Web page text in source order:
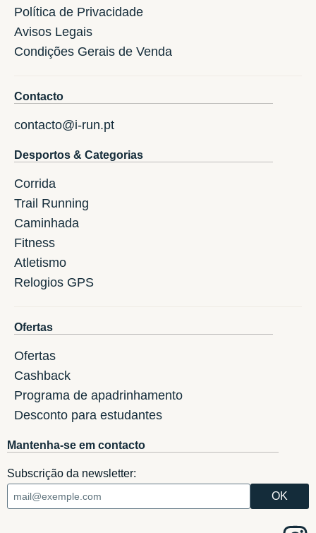
Política de Privacidade
Avisos Legais
Condições Gerais de Venda
Contacto
contacto@i-run.pt
Desportos & Categorias
Corrida
Trail Running
Caminhada
Fitness
Atletismo
Relogios GPS
Ofertas
Ofertas
Cashback
Programa de apadrinhamento
Desconto para estudantes
Mantenha-se em contacto
Subscrição da newsletter: